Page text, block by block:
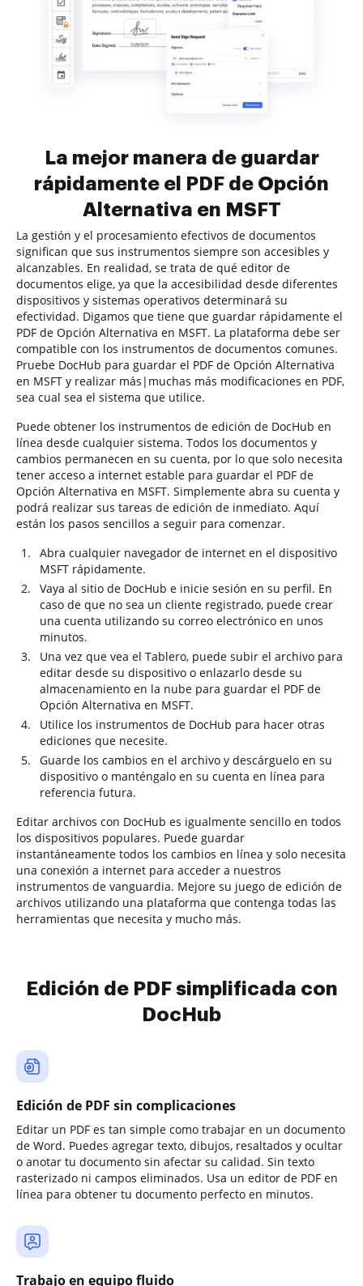
La mejor manera de guardar
rápidamente el PDF de Opción
Alternativa en MSFT
La gestión y el procesamiento efectivos de documentos
significan que sus instrumentos siempre son accesibles y
alcanzables. En realidad, se trata de qué editor de
documentos elige, ya que la accesibilidad desde diferentes
dispositivos y sistemas operativos determinará su
efectividad. Digamos que tiene que guardar rápidamente el
PDF de Opción Alternativa en MSFT. La plataforma debe ser
compatible con los instrumentos de documentos comunes.
Pruebe DocHub para guardar el PDF de Opción Alternativa
en MSFT y realizar más|muchas más modificaciones en PDF,
sea cual sea el sistema que utilice.
Puede obtener los instrumentos de edición de DocHub en
línea desde cualquier sistema. Todos los documentos y
cambios permanecen en su cuenta, por lo que solo necesita
tener acceso a internet estable para guardar el PDF de
Opción Alternativa en MSFT. Simplemente abra su cuenta y
podrá realizar sus tareas de edición de inmediato. Aquí
están los pasos sencillos a seguir para comenzar.
Abra cualquier navegador de internet en el dispositivo
MSFT rápidamente.
Vaya al sitio de DocHub e inicie sesión en su perfil. En
caso de que no sea un cliente registrado, puede crear
una cuenta utilizando su correo electrónico en unos
minutos.
Una vez que vea el Tablero, puede subir el archivo para
editar desde su dispositivo o enlazarlo desde su
almacenamiento en la nube para guardar el PDF de
Opción Alternativa en MSFT.
Utilice los instrumentos de DocHub para hacer otras
ediciones que necesite.
Guarde los cambios en el archivo y descárguelo en su
dispositivo o manténgalo en su cuenta en línea para
referencia futura.
Editar archivos con DocHub es igualmente sencillo en todos
los dispositivos populares. Puede guardar
instantáneamente todos los cambios en línea y solo necesita
una conexión a internet para acceder a nuestros
instrumentos de vanguardia. Mejore su juego de edición de
archivos utilizando una plataforma que contenga todas las
herramientas que necesita y mucho más.
Edición de PDF simplificada con
DocHub
Edición de PDF sin complicaciones
Editar un PDF es tan simple como trabajar en un documento
de Word. Puedes agregar texto, dibujos, resaltados y ocultar
o anotar tu documento sin afectar su calidad. Sin texto
rasterizado ni campos eliminados. Usa un editor de PDF en
línea para obtener tu documento perfecto en minutos.
Trabajo en equipo fluido